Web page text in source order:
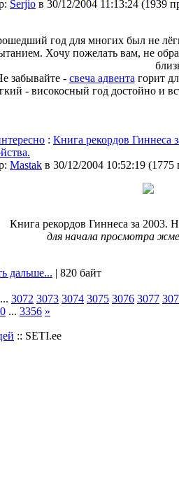
Serjio в 30/12/2004 11:13:24 (1939
год для многих был не
Хочу пожелать вам, не
забывайте - свеча адвента горит
- високосный год достойно и
: Книга рекордов Гиннеса
Мastak в 30/12/2004 10:52:19 (1775
Книга рекордов Гиннеса за 2003.
для начала просмотра
дальше... | 820 байт
... 3072 3073 3074 3075 3076 3077
... 3356 »
:: SETI.ee